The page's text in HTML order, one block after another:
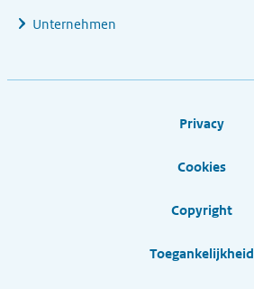
Unternehmen
Privacy
Cookies
Copyright
Toegankelijkheid